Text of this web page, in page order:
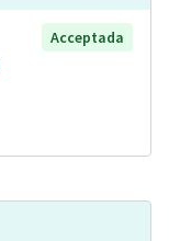
Acceptada